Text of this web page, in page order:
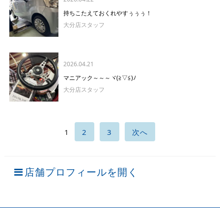
持ちこたえておくれやすぅぅぅ！
大分店スタッフ
2026.04.21
マニアック～～～ヾ(≧▽≦)ﾉ
大分店スタッフ
1 2 3 次へ
店舗プロフィールを開く